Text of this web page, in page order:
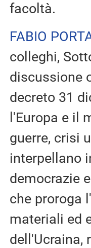
facoltà.
FABIO
colleghi,
discussione
decreto 31
l'Europa e il
guerre, crisi
interpellano
democrazie
che proroga
materiali ed
dell'Ucraina,